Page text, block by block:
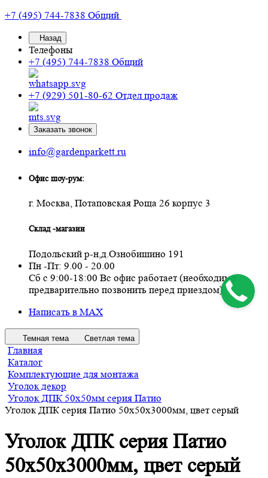
+7 (495) 744-7838 Общий
Назад
Телефоны
+7 (495) 744-7838 Общий
+7 (929) 501-80-62 Отдел продаж
Заказать звонок
info@gardenparkett.ru
Офис шоу-рум:
г. Москва, Потаповская Роща 26 корпус 3
Склад -магазин
Подольский р-н,д.Ознобишино 191
Пн -Пт: 9.00 - 20.00
Сб с 9:00-18:00 Вс офис работает (необходимо
предварительно позвонить перед приездом)
Написать в MAX
Темная тема Светлая тема
Главная
Каталог
Комплектующие для монтажа
Уголок декор
Уголок ДПК 50х50мм серия Патио
Уголок ДПК серия Патио 50х50х3000мм, цвет серый
Уголок ДПК серия Патио
50х50х3000мм, цвет серый